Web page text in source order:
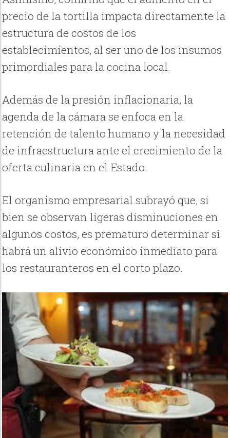
precio de la tortilla impacta directamente la
estructura de costos de los
establecimientos, al ser uno de los insumos
primordiales para la cocina local.
Además de la presión inflacionaria, la
agenda de la cámara se enfoca en la
retención de talento humano y la necesidad
de infraestructura ante el crecimiento de la
oferta culinaria en el Estado.
El organismo empresarial subrayó que, si
bien se observan ligeras disminuciones en
algunos costos, es prematuro determinar si
habrá un alivio económico inmediato para
los restauranteros en el corto plazo.